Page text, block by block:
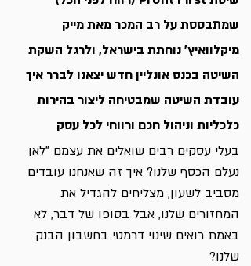
בעלי עסקים רבים שואלים את עצמם "לאן
נעלם הכסף שלנו? איך זה שאנחנו עובדים
מסביב לשעון, מצליחים להגדיל את
המחזורים שלנו, אבל בסופו של דבר, לא
באמת רואים שינוי דרמטי בחשבון הבנק
שלנו?
שמתבססת על רב המכר מאת מייק
מיקלוואיץ' נוחתת בישראל, ולרגל השקת
השיטה בכנס אונליין חדש יצאנו לברר איך
עובדת השיטה שמבטיחה ליצור בהירות
כלכליות וניהול חכם ורווחי לכל עסק